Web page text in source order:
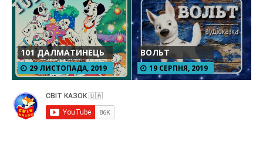
101 ДАЛМАТИНЕЦЬ
29 ЛИСТОПАДА, 2019
ВОЛЬТ
19 СЕРПНЯ, 2019